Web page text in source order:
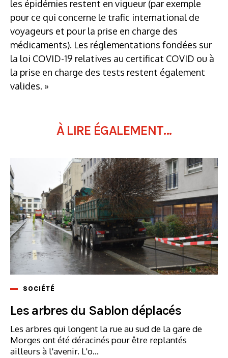
les épidémies restent en vigueur (par exemple
pour ce qui concerne le trafic international de
voyageurs et pour la prise en charge des
médicaments). Les réglementations fondées sur
la loi COVID-19 relatives au certificat COVID ou à
la prise en charge des tests restent également
valides. »
À LIRE ÉGALEMENT...
SOCIÉTÉ
Les arbres du Sablon déplacés
Les arbres qui longent la rue au sud de la gare de
Morges ont été déracinés pour être replantés
ailleurs à l'avenir. L'o...